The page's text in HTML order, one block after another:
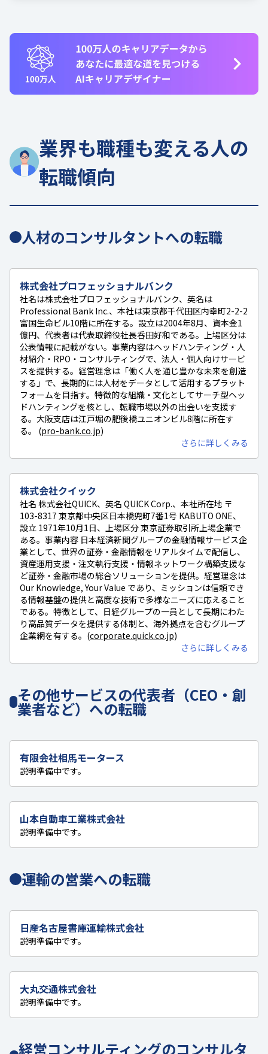
業界も職種も変える人の
転職傾向
人材のコンサルタントへの転職
株式会社プロフェッショナルバンク
社名は株式会社プロフェッショナルバンク、英名は
Professional Bank Inc.、本社は東京都千代田区内幸町2-2-2
富国生命ビル10階に所在する。設立は2004年8月、資本金1
億円、代表者は代表取締役社長呑田好和である。上場区分は
公表情報に記載がない。事業内容はヘッドハンティング・人
材紹介・RPO・コンサルティングで、法人・個人向けサービ
スを提供する。経営理念は「働く人を通じ豊かな未来を創造
する」で、長期的には人材をデータとして活用するプラット
フォームを目指す。特徴的な組織・文化としてサーチ型ヘッ
ドハンティングを核とし、転職市場以外の出会いを支援す
る。大阪支店は江戸堀の肥後橋ユニオンビル8階に所在す
る。 (pro-bank.co.jp)
さらに詳しくみる
株式会社クイック
社名 株式会社QUICK、英名 QUICK Corp.、本社所在地 〒
103-8317 東京都中央区日本橋兜町7番1号 KABUTO ONE、
設立 1971年10月1日、上場区分 東京証券取引所上場企業で
ある。事業内容 日本経済新聞グループの金融情報サービス企
業として、世界の証券・金融情報をリアルタイムで配信し、
資産運用支援・注文執行支援・情報ネットワーク構築支援な
ど証券・金融市場の総合ソリューションを提供。経営理念は
Our Knowledge, Your Value であり、ミッションは信頼でき
る情報基盤の提供と高度な技術で多様なニーズに応えること
である。特徴として、日経グループの一員として長期にわた
り高品質データを提供する体制と、海外拠点を含むグループ
企業網を有する。(corporate.quick.co.jp)
さらに詳しくみる
その他サービスの代表者（CEO・創
業者など）への転職
有限会社相馬モータース
説明準備中です。
山本自動車工業株式会社
説明準備中です。
運輸の営業への転職
日産名古屋書庫運輸株式会社
説明準備中です。
大丸交通株式会社
説明準備中です。
経営コンサルティングのコンサルタ